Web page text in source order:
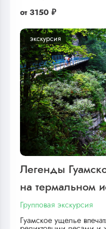
от 3150 ₽
экскурсия
Легенды
на термальном
Групповая экскурсия
Гуамское ущелье